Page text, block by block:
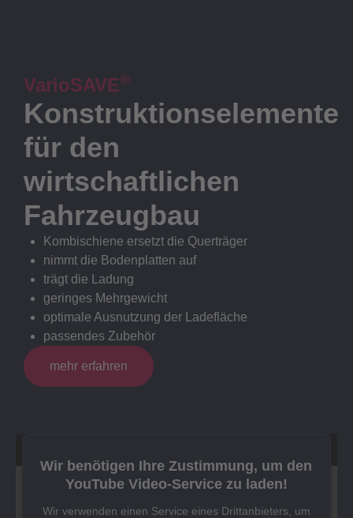
VarioSAVE®
Konstruktionselemente
für den
wirtschaftlichen
Fahrzeugbau
Kombischiene ersetzt die Querträger
nimmt die Bodenplatten auf
trägt die Ladung
geringes Mehrgewicht
optimale Ausnutzung der Ladefläche
passendes Zubehör
mehr erfahren
Wir benötigen Ihre Zustimmung, um den
YouTube Video-Service zu laden!
Wir verwenden einen Service eines Drittanbieters, um